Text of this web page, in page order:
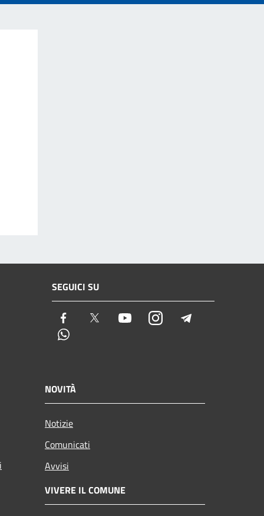
SEGUICI SU
Facebook Twitter YoutubeInstagram
NOVITÀ
Notizie
Comunicati
Avvisi
VIVERE IL COMUNE